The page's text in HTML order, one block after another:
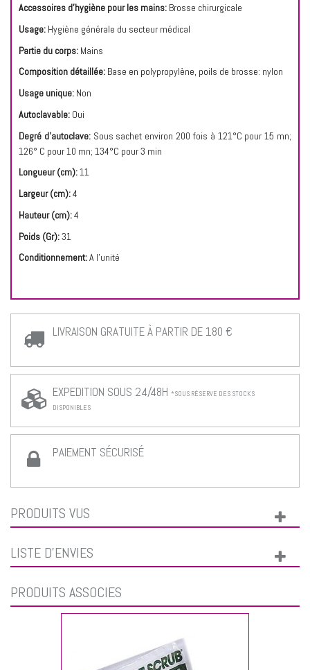
Accessoires d'hygiène pour les mains: Brosse chirurgicale
Usage: Hygiène générale du secteur médical
Partie du corps: Mains
Composition détaillée: Base en polypropylène, poils de brosse: nylon
Usage unique: Non
Autoclavable: Oui
Degré d'autoclave: Sous sachet environ 200 fois à 121°C pour 15 mn;
126° C pour 10 mn; 134°C pour 3 min
Longueur (cm):11
Largeur (cm):4
Hauteur (cm):4
Poids (Gr):31
Conditionnement:A l'unité
LIVRAISON GRATUITE À PARTIR DE 180 €
EXPEDITION SOUS 24/48H *SOUS RÉSERVE DES STOCKS
DISPONIBLES
PAIEMENT SÉCURISÉ
PRODUITS VUS
LISTE D'ENVIES
PRODUITS ASSOCIÉS